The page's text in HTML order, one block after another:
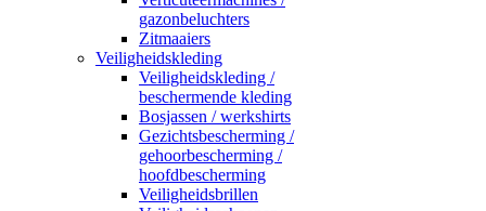
gazonbeluchters
Zitmaaiers
Veiligheidskleding
Veiligheidskleding /
beschermende kleding
Bosjassen / werkshirts
Gezichtsbescherming /
gehoorbescherming /
hoofdbescherming
Veiligheidsbrillen